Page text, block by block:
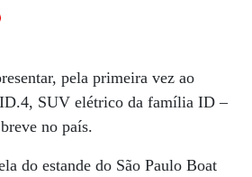
pela primeira vez ao
SUV elétrico da família ID –
no país.
do estande do São Paulo Boat